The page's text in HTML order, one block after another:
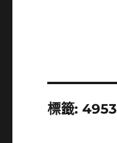
標籤:4953